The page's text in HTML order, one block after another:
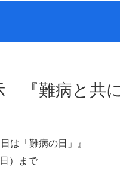
『難病と共
「難病の日」』
）まで